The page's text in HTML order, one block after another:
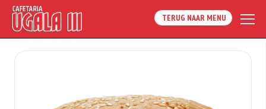
TERUG NAAR MENU